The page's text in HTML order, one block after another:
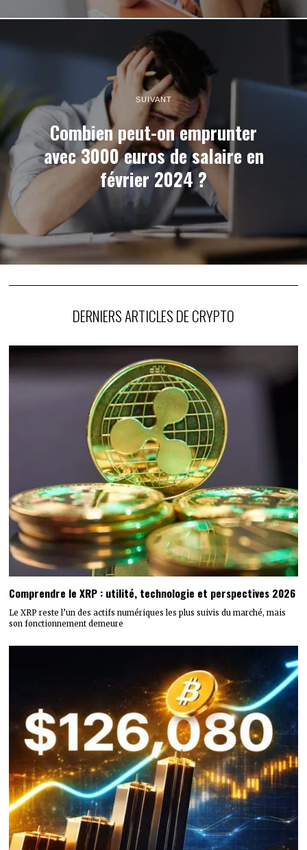
SUIVANT
Combien peut-on emprunter
avec 3000 euros de salaire en
février 2024 ?
DERNIERS ARTICLES DE CRYPTO
Comprendre le XRP : utilité, technologie et perspectives 2026
Le XRP reste l’un des actifs numériques les plus suivis du marché, mais
son fonctionnement demeure